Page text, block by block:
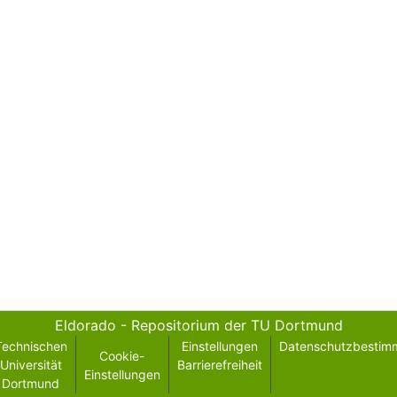
Eldorado - Repositorium der TU Dortmund
Universität
Dortmund
Cookie-
Einstellungen
Einstellungen
Barrierefreiheit